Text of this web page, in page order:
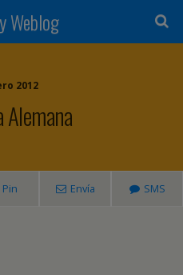
Weblog
2012
Alemana
Pin Envía SMS